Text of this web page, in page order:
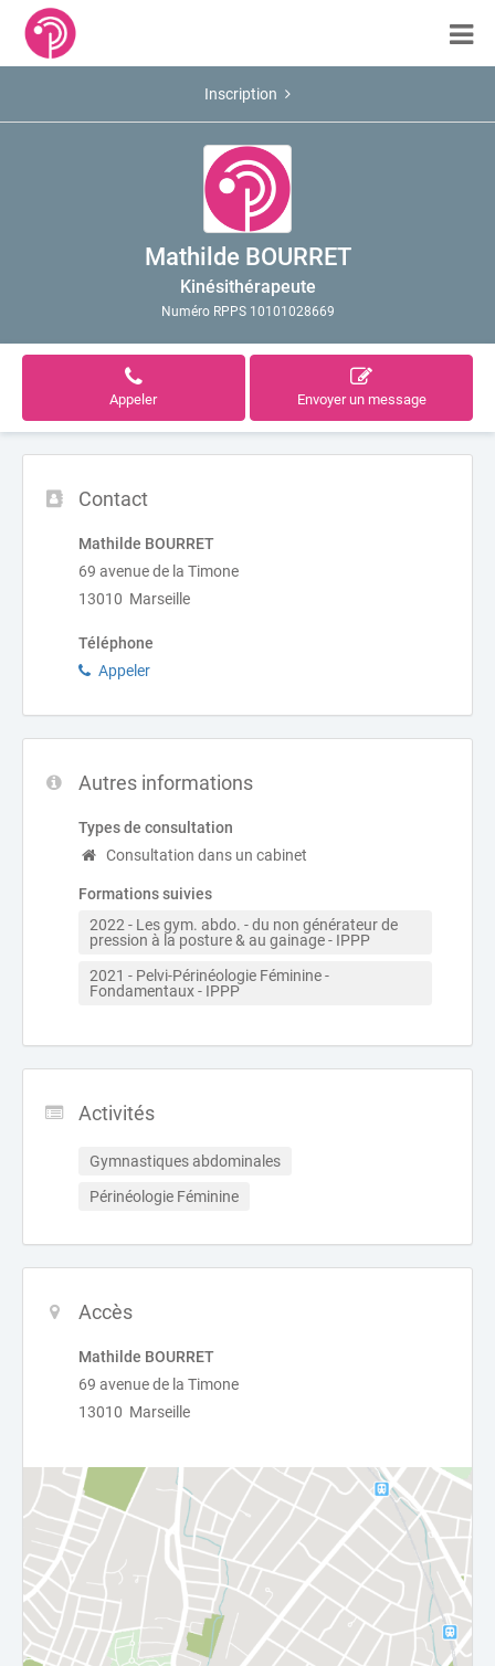
Inscription
Mathilde BOURRET
Kinésithérapeute
Numéro RPPS 10101028669
Appeler Envoyer un message
Contact
Mathilde BOURRET
69 avenue de la Timone
13010 Marseille
Téléphone
Appeler
Autres informations
Types de consultation
Consultation dans un cabinet
Formations suivies
2022 - Les gym. abdo. - du non générateur de
pression à la posture & au gainage - IPPP
2021 - Pelvi-Périnéologie Féminine -
Fondamentaux - IPPP
Activités
Gymnastiques abdominales
Périnéologie Féminine
Accès
Mathilde BOURRET
69 avenue de la Timone
13010 Marseille